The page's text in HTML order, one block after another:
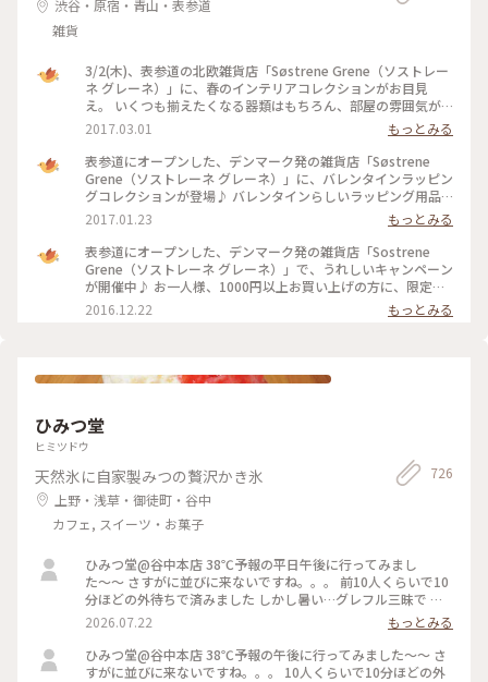
渋谷・原宿・青山・表参道
雑貨
3/2(木)、表参道の北欧雑貨店「Søstrene Grene（ソストレー
ネ グレーネ）」に、春のインテリアコレクションがお目見
え。 いくつも揃えたくなる器類はもちろん、部屋の雰囲気が
ぐっとおしゃれになる「ウォールデコレーション」や、やさし
い色合いの「ベロアチェア」など、暮らしに取り入れたくなる
かわいいアイテムがいっぱい。 気軽に手にとれるリーズナブ
ルな価格設定もうれしいですね。 #ソストレーネグレーネ #新
生活
2017.03.01
もっとみる
表参道にオープンした、デンマーク発の雑貨店「Søstrene
Grene（ソストレーネ グレーネ）」に、バレンタインラッピン
グコレクションが登場♪ バレンタインらしいラッピング用品
がプチプライスでそろいます。 北欧を感じさせるデザインボッ
クスは様々なサイズで展開。包装紙やメッセージカードもオリ
ジナリティあふれるデザインがそろっていて、自分らしいすて
きな演出がきっとできますよ。 #ソストレーネグレーネ #表参
道 #ラッピング #バレンタイン
2017.01.23
もっとみる
表参道にオープンした、デンマーク発の雑貨店「Sostrene
Grene（ソストレーネ グレーネ）」で、うれしいキャンペーン
が開催中♪ お一人様、1000円以上お買い上げの方に、限定コ
ットンバッグをプレゼント。 チャーミングなアンナとクララ
のロゴがデザインされたかわいいバッグ。 数に限りがあるそう
2016.12.22 もっとみる
ひみつ堂
ヒミツドウ
天然氷に自家製みつの贅沢かき氷
上野・浅草・御徒町・谷中
カフェ, スイーツ・お菓子
726
ひみつ堂@谷中本店 38℃予報の平日午後に行ってみまし
た〜〜 さすがに並びに来ないですね。。。 前10人くらいで10
分ほどの外待ちで済みました しかし暑い…グレフル三昧で 果
肉たくさん載って甘いと苦いがちょうどいい！ よーぐると蜜
がいらないくらいしっかり柑橘の味🍋 溶けても生ジュースみ
たいで最後まで美味しかった 夜の部で桃メニューが出る日で
迷ったけどさすがに２時間待てない、、、 それに17時からけ
2026.07.22
もっとみる
ひみつ堂@谷中本店 38℃予報の午後に行ってみました〜〜 さ
すがに並びに来ないですね。。。 10人くらいで10分ほどの外